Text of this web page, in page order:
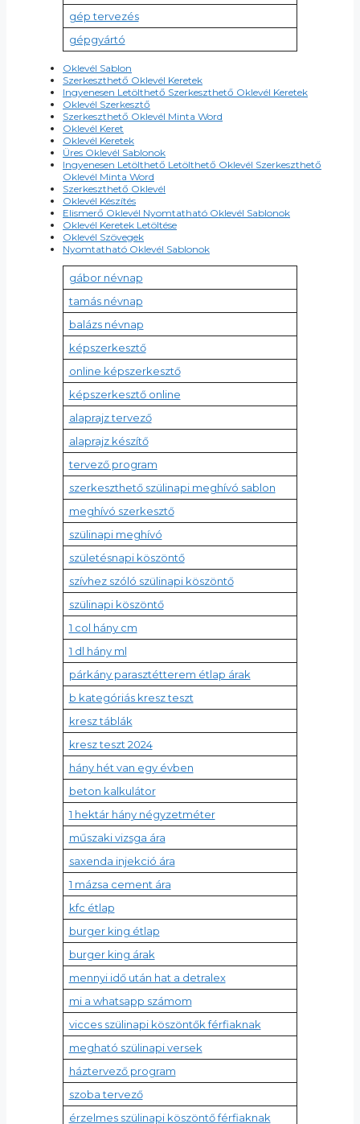
gép tervezés
gépgyártó
Oklevél Sablon
Szerkeszthető Oklevél Keretek
Ingyenesen Letölthető Szerkeszthető Oklevél Keretek
Oklevél Szerkesztő
Szerkeszthető Oklevél Minta Word
Oklevél Keret
Oklevél Keretek
Üres Oklevél Sablonok
Ingyenesen Letölthető Letölthető Oklevél Szerkeszthető
Oklevél Minta Word
Szerkeszthető Oklevél
Oklevél Készítés
Elismerő Oklevél Nyomtatható Oklevél Sablonok
Oklevél Keretek Letöltése
Oklevél Szövegek
Nyomtatható Oklevél Sablonok
gábor névnap
tamás névnap
balázs névnap
képszerkesztő
online képszerkesztő
képszerkesztő online
alaprajz tervező
alaprajz készítő
tervező program
szerkeszthető szülinapi meghívó sablon
meghívó szerkesztő
szülinapi meghívó
születésnapi köszöntő
szívhez szóló szülinapi köszöntő
szülinapi köszöntő
1 col hány cm
1 dl hány ml
párkány parasztétterem étlap árak
b kategóriás kresz teszt
kresz táblák
kresz teszt 2024
hány hét van egy évben
beton kalkulátor
1 hektár hány négyzetméter
műszaki vizsga ára
saxenda injekció ára
1 mázsa cement ára
kfc étlap
burger king étlap
burger king árak
mennyi idő után hat a detralex
mi a whatsapp számom
vicces szülinapi köszöntők férfiaknak
megható szülinapi versek
háztervező program
szoba tervező
érzelmes szülinapi köszöntő férfiaknak